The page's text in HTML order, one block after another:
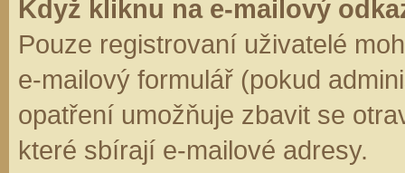
Když kliknu na e-mailový
Pouze registrovaní uživatelé
e-mailový formulář (pokud
opatření umožňuje zbavit se
které sbírají e-mailové adresy.